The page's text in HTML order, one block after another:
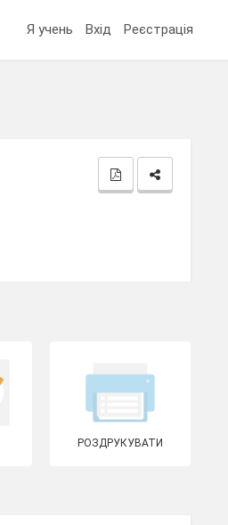
Я учень Вхід Реєстрація
РОЗДРУКУВАТИ